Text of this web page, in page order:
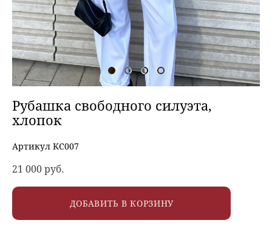
Рубашка свободного силуэта,
хлопок
Артикул KC007
21 000 pуб.
ДОБАВИТЬ В КОРЗИНУ